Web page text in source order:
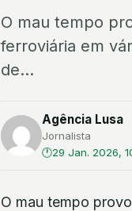
O mau tempo
ferroviária em
de...
Agência Lusa
Jornalista
29 Jan. 2026,
O mau tempo